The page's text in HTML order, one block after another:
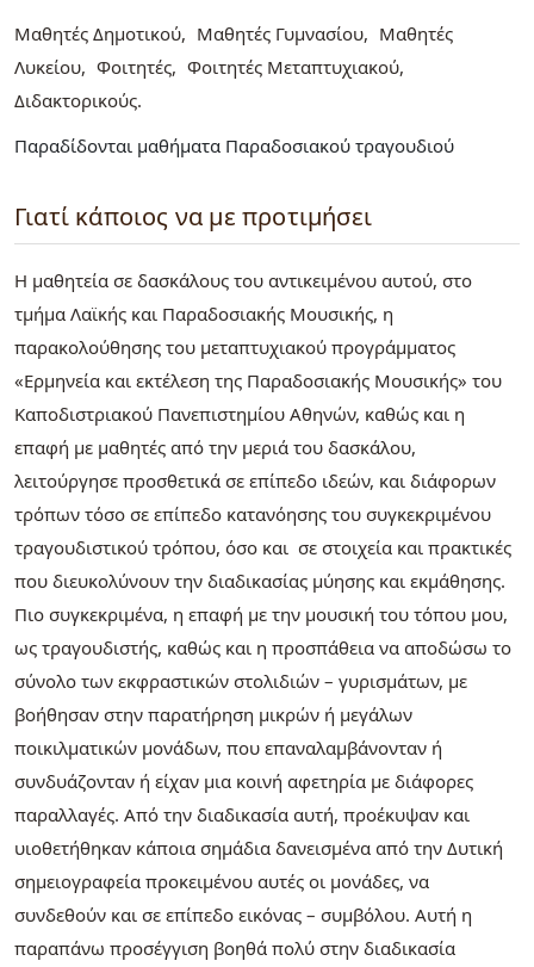
Μαθητές Δημοτικού Μαθητές Γυμνασίου
Μαθητές
Λυκείου
Φοιτητές
Φοιτητές Μεταπτυχιακού
Διδακτορικούς
Παραδίδονται μαθήματα Παραδοσιακού τραγουδιού
Γιατί κάποιος να με προτιμήσει
Η μαθητεία σε δασκάλους του αντικειμένου αυτού, στο
τμήμα Λαϊκής και Παραδοσιακής Μουσικής, η
παρακολούθησης του μεταπτυχιακού προγράμματος
«Ερμηνεία και εκτέλεση της Παραδοσιακής Μουσικής» του
Καποδιστριακού Πανεπιστημίου Αθηνών, καθώς και η
επαφή με μαθητές από την μεριά του δασκάλου,
λειτούργησε προσθετικά σε επίπεδο ιδεών, και διάφορων
τρόπων τόσο σε επίπεδο κατανόησης του συγκεκριμένου
τραγουδιστικού τρόπου, όσο και σε στοιχεία και πρακτικές
που διευκολύνουν την διαδικασίας μύησης και εκμάθησης.
Πιο συγκεκριμένα, η επαφή με την μουσική του τόπου μου,
ως τραγουδιστής, καθώς και η προσπάθεια να αποδώσω το
σύνολο των εκφραστικών στολιδιών – γυρισμάτων, με
βοήθησαν στην παρατήρηση μικρών ή μεγάλων
ποικιλματικών μονάδων, που επαναλαμβάνονταν ή
συνδυάζονταν ή είχαν μια κοινή αφετηρία με διάφορες
παραλλαγές. Από την διαδικασία αυτή, προέκυψαν και
υιοθετήθηκαν κάποια σημάδια δανεισμένα από την Δυτική
σημειογραφεία προκειμένου αυτές οι μονάδες, να
συνδεθούν και σε επίπεδο εικόνας – συμβόλου. Αυτή η
παραπάνω προσέγγιση βοηθά πολύ στην διαδικασία